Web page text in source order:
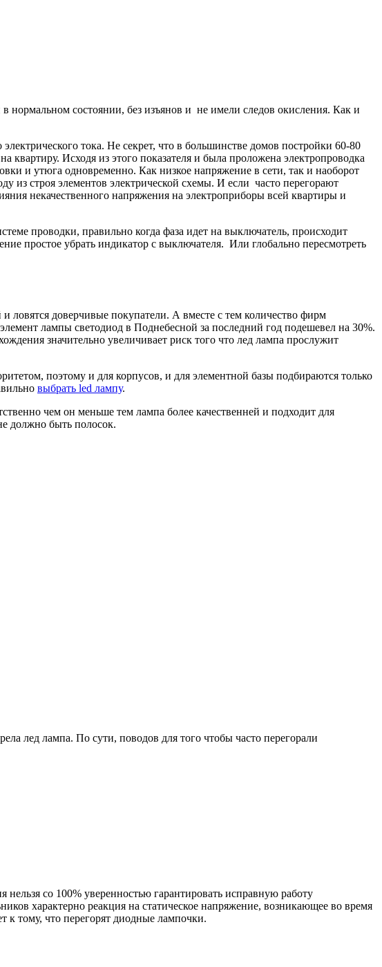
нормальном состоянии, без изъянов и не имели следов окисления. Как и
электрического тока. Не секрет, что в большинстве домов постройки 60-80
квартиру. Исходя из этого показателя и была проложена электропроводка
и утюга одновременно. Как низкое напряжение в сети, так и наоборот
из строя элементов электрической схемы. И если часто перегорают
некачественного напряжения на электроприборы всей квартиры и
проводки, правильно когда фаза идет на выключатель, происходит
простое убрать индикатор с выключателя. Или глобально пересмотреть
ловятся доверчивые покупатели. А вместе с тем количество фирм
лампы светодиод в Поднебесной за последний год подешевел на 30%.
значительно увеличивает риск того что лед лампа прослужит
поэтому и для корпусов, и для элементной базы подбираются только
выбрать led лампу.
чем он меньше тем лампа более качественней и подходит для
должно быть полосок.
лед лампа. По сути, поводов для того чтобы часто перегорали
со 100% уверенностью гарантировать исправную работу
характерно реакция на статическое напряжение, возникающее во время
к тому, что перегорят диодные лампочки.